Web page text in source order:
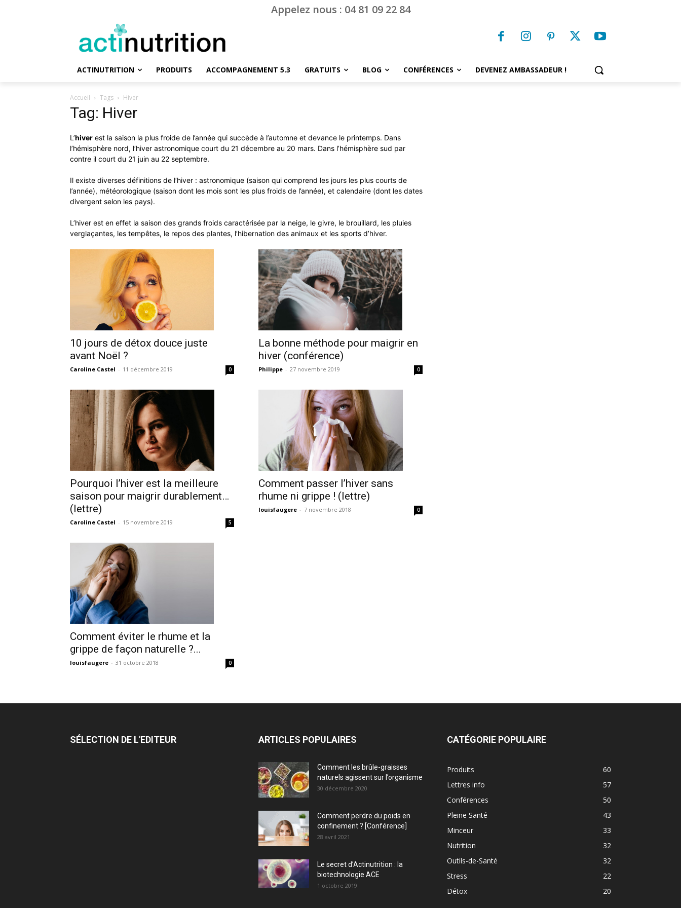
Appelez nous : 04 81 09 22 84
ACTINUTRITION PRODUITS ACCOMPAGNEMENT 5.3 GRATUITS BLOG CONFÉRENCES DEVENEZ AMBASSADEUR !
Accueil Tags Hiver
Tag: Hiver
L’hiver est la saison la plus froide de l’année qui succède à l’automne et devance le printemps. Dans
l’hémisphère nord, l’hiver astronomique court du 21 décembre au 20 mars. Dans l’hémisphère sud par
contre il court du 21 juin au 22 septembre.
Il existe diverses définitions de l’hiver : astronomique (saison qui comprend les jours les plus courts de
l’année), météorologique (saison dont les mois sont les plus froids de l’année), et calendaire (dont les dates
divergent selon les pays).
L’hiver est en effet la saison des grands froids caractérisée par la neige, le givre, le brouillard, les pluies
verglaçantes, les tempêtes, le repos des plantes, l’hibernation des animaux et les sports d’hiver.
10 jours de détox douce juste
avant Noël ?
Caroline Castel - 11 décembre 2019 0
La bonne méthode pour maigrir en
hiver (conférence)
Philippe - 27 novembre 2019 0
Pourquoi l’hiver est la meilleure
saison pour maigrir durablement…
(lettre)
Caroline Castel - 15 novembre 2019 5
Comment passer l’hiver sans
rhume ni grippe ! (lettre)
louisfaugere - 7 novembre 2018 0
Comment éviter le rhume et la
grippe de façon naturelle ?...
louisfaugere - 31 octobre 2018 0
SÉLECTION DE L'EDITEUR ARTICLES POPULAIRES
Comment les brûle-graisses
naturels agissent sur l’organisme
30 décembre 2020
Comment perdre du poids en
confinement ? [Conférence]
28 avril 2021
Le secret d’Actinutrition : la
biotechnologie ACE
1 octobre 2019
CATÉGORIE POPULAIRE
Produits
60
Lettres info
57
Conférences
50
Pleine Santé
43
Minceur
33
Nutrition
32
Outils-de-Santé
32
Stress
22
Détox
20